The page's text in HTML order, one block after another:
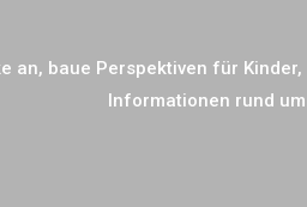
an, baue Perspektiven für
Informationen rund